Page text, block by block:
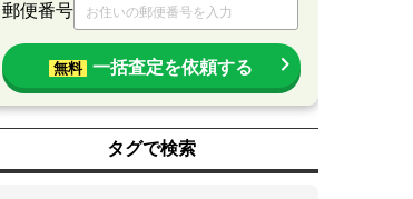
郵便番号
無料 一括査定を依頼する
タグで検索